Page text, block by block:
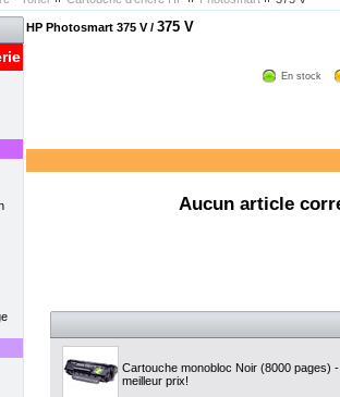
HP Photosmart 375 V / 375 V
En stock
Aucun article
Cartouche monobloc Noir (8000 pages)
meilleur prix!